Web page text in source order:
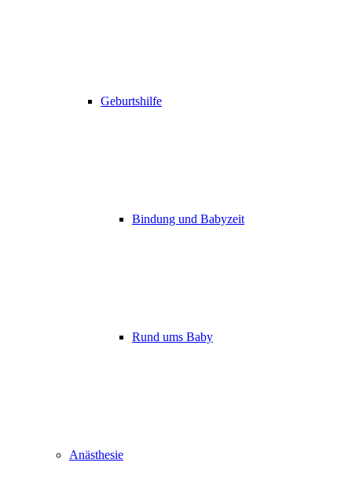
Geburtshilfe
Bindung und Babyzeit
Rund ums Baby
Anästhesie